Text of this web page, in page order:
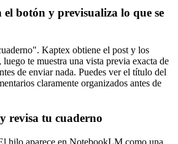
el botón y previsualiza lo que se
Kaptex obtiene el post y los
te muestra una vista previa exacta de
de enviar nada. Puedes ver el título del
claramente organizados antes de
revisa tu cuaderno
hilo aparece en NotebookLM como una